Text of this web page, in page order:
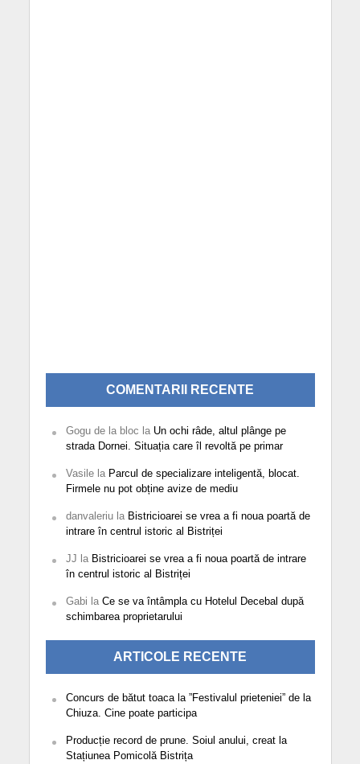
COMENTARII RECENTE
Gogu de la bloc la Un ochi râde, altul plânge pe
strada Dornei. Situația care îl revoltă pe primar
Vasilela Parcul de specializare inteligentă, blocat.
Firmele nu pot obține avize de mediu
danvaleriula Bistricioarei se vrea a fi noua poartă de
intrare în centrul istoric al Bistriței
JJ la Bistricioarei se vrea a fi noua poartă de intrare
în centrul istoric al Bistriței
Gabi la Ce se va întâmpla cu Hotelul Decebal după
schimbarea proprietarului
ARTICOLE RECENTE
Concurs de bătut toaca la ”Festivalul prieteniei” de la
Chiuza. Cine poate participa
Producție record de prune. Soiul anului, creat la
Stațiunea Pomicolă Bistrița